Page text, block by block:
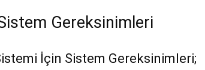
Gereksinimleri
İçin Sistem Gereksinimleri;